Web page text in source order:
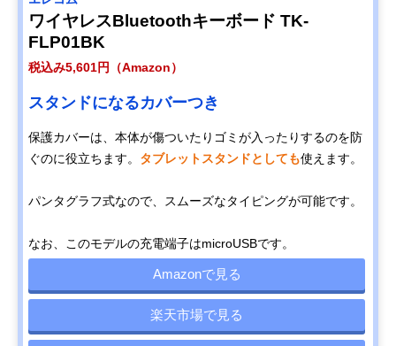
ワイヤレスBluetoothキーボード TK-
FLP01BK
税込み5,601円（Amazon）
スタンドになるカバーつき
保護カバーは、本体が傷ついたりゴミが入ったりするのを防
ぐのに役立ちます。 タブレットスタンドとしても使えます。
パンタグラフ式なので、スムーズなタイピングが可能です。
なお、このモデルの充電端子はmicroUSBです。
Amazonで見る
楽天市場で見る